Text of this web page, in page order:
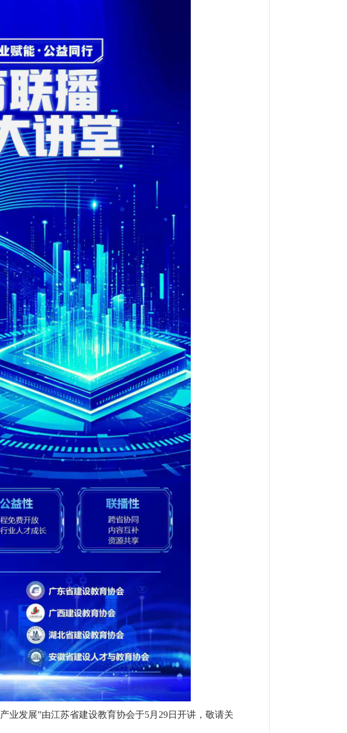
发展”由江苏省建设教育协会于5月29日开讲，敬请关